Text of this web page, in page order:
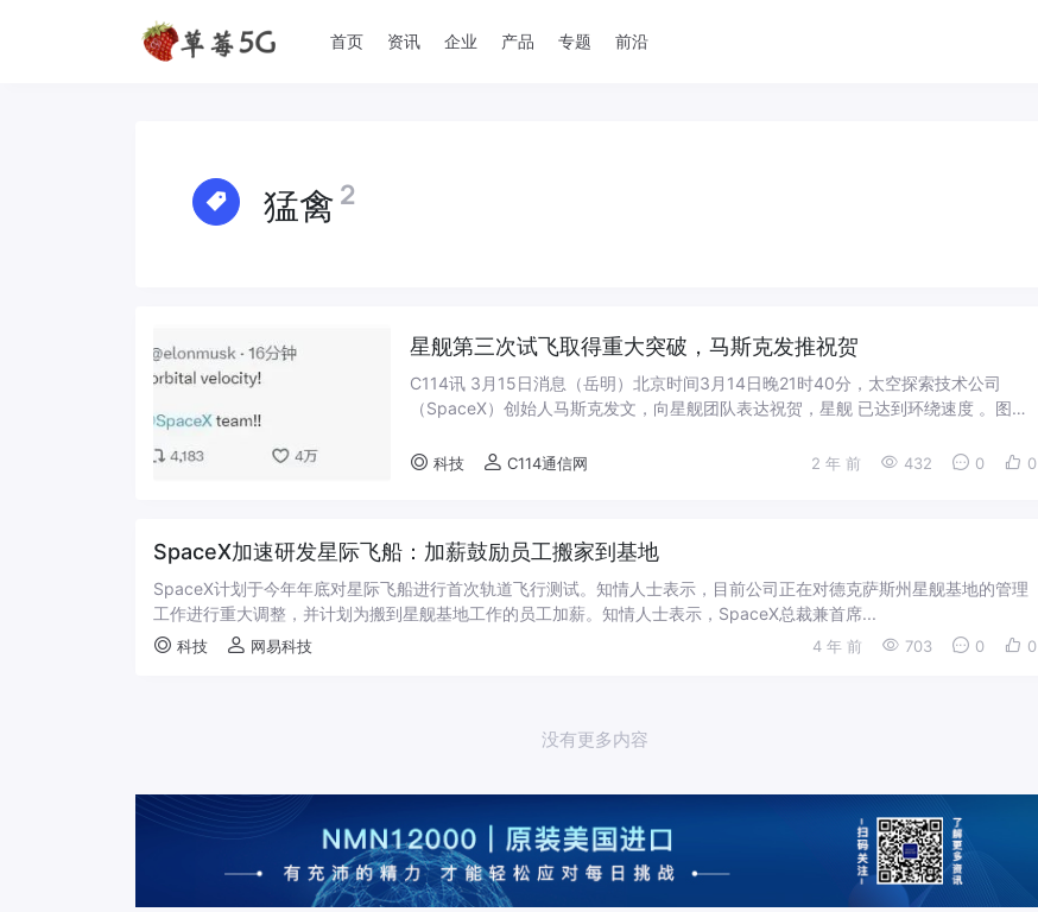
首页 资讯 企业 产品 专题 前沿
猛禽2
星舰第三次试飞取得重大突破，马斯克发推祝贺
C114讯 3月15日消息（岳明）北京时间3月14日晚21时40分，太空探索技术公司
（SpaceX）创始人马斯克发文，向星舰团队表达祝贺，星舰 已达到环绕速度 。图片
科技 C114通信网 2 年 前 432 0 0
SpaceX加速研发星际飞船：加薪鼓励员工搬家到基地
SpaceX计划于今年年底对星际飞船进行首次轨道飞行测试。知情人士表示，目前公司正在对德克萨斯州星舰基地的管理
工作进行重大调整，并计划为搬到星舰基地工作的员工加薪。知情人士表示，SpaceX总裁兼首席...
科技 网易科技 4 年 前 703 0 0
没有更多内容